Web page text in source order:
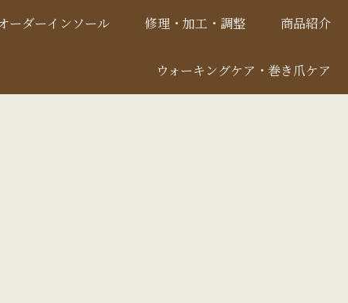
ーダーインソール 修理・加工・調整 商品紹介
ウォーキングケア・巻き爪ケア